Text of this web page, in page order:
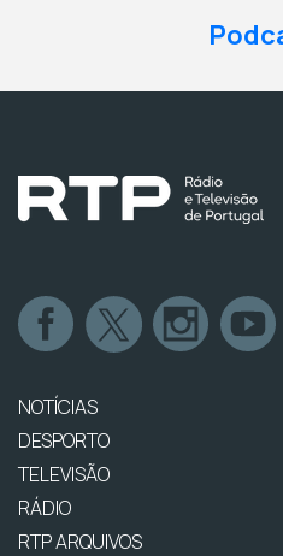
NOTÍCIAS
DESPORTO
TELEVISÃO
RÁDIO
RTP ARQUIVOS